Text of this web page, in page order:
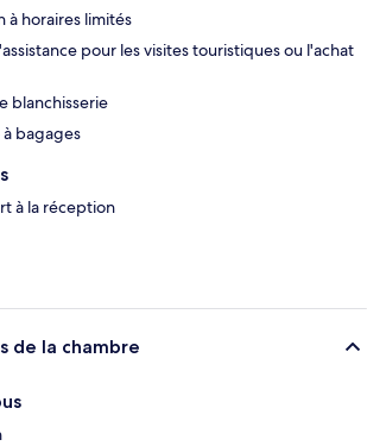
à horaires limités
pour les visites touristiques ou l'achat
blanchisserie
bagages
à la réception
de la chambre